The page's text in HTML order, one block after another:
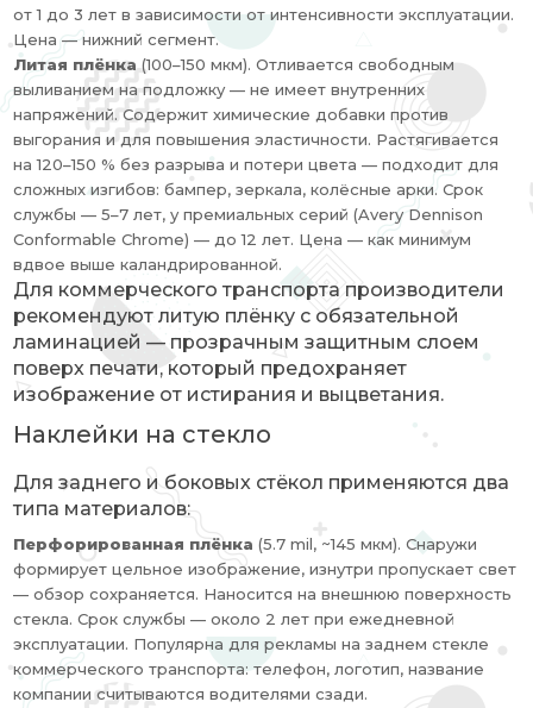
от 1 до 3 лет в зависимости от интенсивности эксплуатации.
Цена — нижний сегмент.
Литая плёнка (100–150 мкм). Отливается свободным
выливанием на подложку — не имеет внутренних
напряжений. Содержит химические добавки против
выгорания и для повышения эластичности. Растягивается
на 120–150 % без разрыва и потери цвета — подходит для
сложных изгибов: бампер, зеркала, колёсные арки. Срок
службы — 5–7 лет, у премиальных серий (Avery Dennison
Conformable Chrome) — до 12 лет. Цена — как минимум
вдвое выше каландрированной.
Для коммерческого транспорта производители
рекомендуют литую плёнку с обязательной
ламинацией — прозрачным защитным слоем
поверх печати, который предохраняет
изображение от истирания и выцветания.
Наклейки на стекло
Для заднего и боковых стёкол применяются два
типа материалов:
Перфорированная плёнка (5.7 mil, ~145 мкм). Снаружи
формирует цельное изображение, изнутри пропускает свет
— обзор сохраняется. Наносится на внешнюю поверхность
стекла. Срок службы — около 2 лет при ежедневной
эксплуатации. Популярна для рекламы на заднем стекле
коммерческого транспорта: телефон, логотип, название
компании считываются водителями сзади.